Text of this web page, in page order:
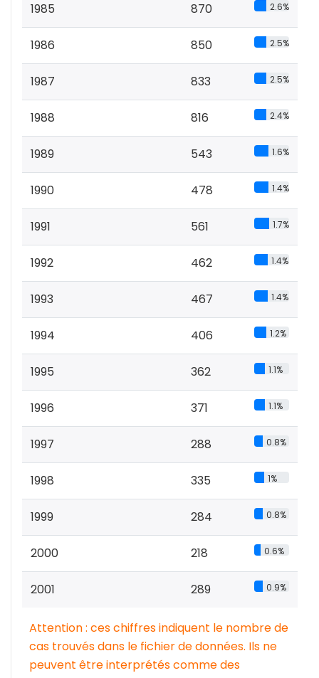
1985 870 2.6%
1986 850 2.5%
1987 833 2.5%
1988 816 2.4%
1989 543 1.6%
1990 478 1.4%
1991 561 1.7%
1992 462 1.4%
1993 467 1.4%
1994 406 1.2%
1995 362 1.1%
1996 371 1.1%
1997 288 0.8%
1998 335 1%
1999 284 0.8%
2000 218 0.6%
2001 289 0.9%
Attention : ces chiffres indiquent le nombre de
cas trouvés dans le fichier de données. Ils ne
peuvent être interprétés comme des